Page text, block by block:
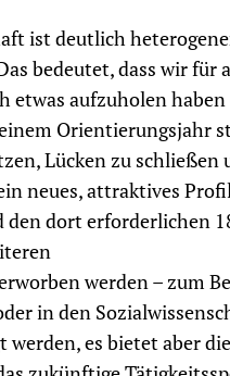
ist deutlich
bedeutet, dass wir für
etwas aufzuholen
Orientierungsjahr
Lücken zu
neues, attraktives
dort erforderlichen
werden – zum
in den
werden, es bietet aber